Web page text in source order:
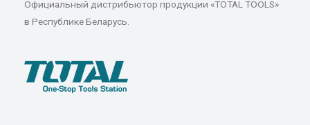
Официальный дистрибьютор продукции «TOTAL TOOLS»
в Республике Беларусь.